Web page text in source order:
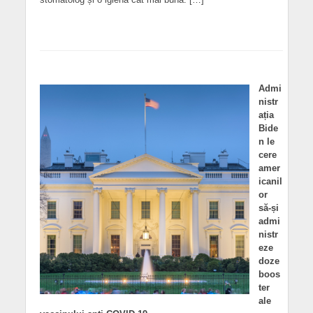
Admi
nistr
ația
Bide
n le
cere
amer
icanil
or
să-și
admi
nistr
eze
doze
boos
ter
ale